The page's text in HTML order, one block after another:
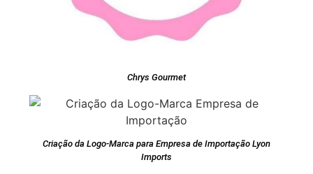
Chrys Gourmet
Criação da Logo-Marca para Empresa de Importação Lyon
Imports